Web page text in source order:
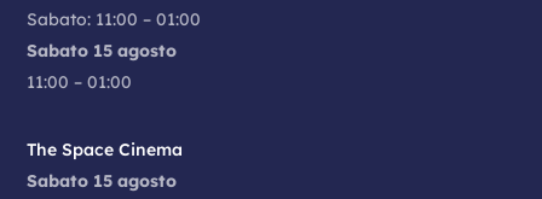
Sabato: 11:00 – 01:00
Sabato 15 agosto
11:00 – 01:00
The Space Cinema
Sabato 15 agosto